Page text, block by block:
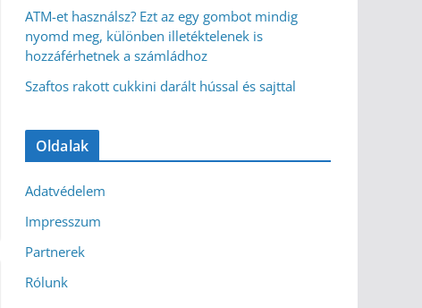
ATM-et használsz? Ezt az egy gombot mindig
nyomd meg, különben illetéktelenek is
hozzáférhetnek a számládhoz
Szaftos rakott cukkini darált hússal és sajttal
Oldalak
Adatvédelem
Impresszum
Partnerek
Rólunk